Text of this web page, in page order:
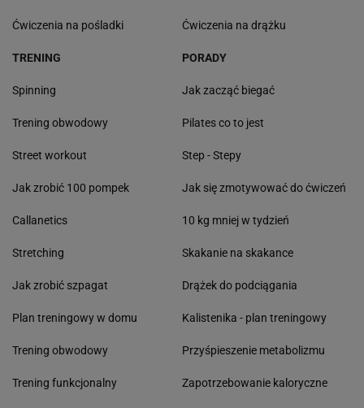
Ćwiczenia na pośladki Ćwiczenia na drążku
TRENING
Spinning
Trening obwodowy
Street workout
Jak zrobić 100 pompek
Callanetics
Stretching
Jak zrobić szpagat
Plan treningowy w domu
Trening obwodowy
Trening funkcjonalny
PORADY
Jak zacząć biegać
Pilates co to jest
Step - Stepy
Jak się zmotywować do ćwiczeń
10 kg mniej w tydzień
Skakanie na skakance
Drążek do podciągania
Kalistenika - plan treningowy
Przyśpieszenie metabolizmu
Zapotrzebowanie kaloryczne